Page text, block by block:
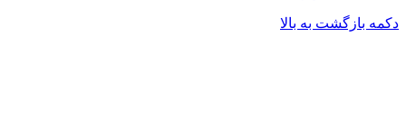
دکمه بازگشت به بالا